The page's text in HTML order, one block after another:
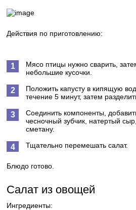
Действия по приготовлению:
Мясо птицы нужно сварить,
небольшие кусочки.
Положить капусту в кипящую
течение 5 минут, затем
Соединить компоненты,
чесночный зубчик, натертый
сметану.
Тщательно перемешать салат.
Блюдо готово.
Салат из овощей
Ингредиенты: